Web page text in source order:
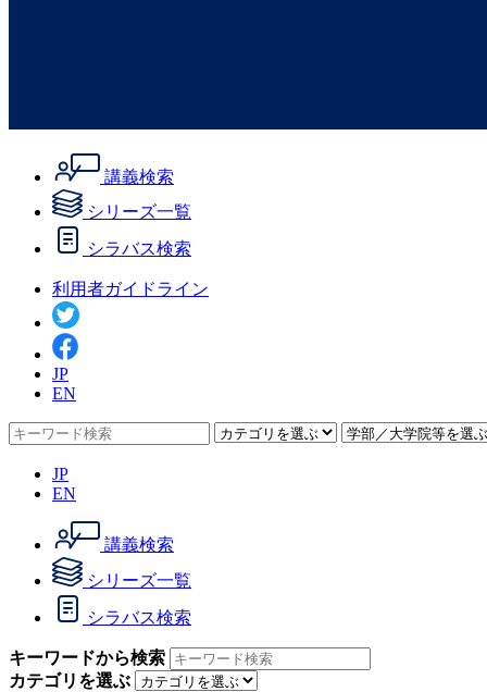
講義検索
シリーズ一覧
シラバス検索
利用者ガイドライン
JP
EN
JP
EN
講義検索
シリーズ一覧
シラバス検索
キーワードから検索
カテゴリを選ぶ